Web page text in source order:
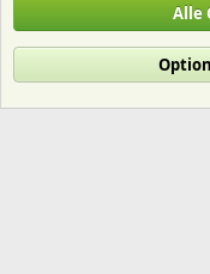
Cookies
Deutsch
Nutzungsbedingungen
R
Alle